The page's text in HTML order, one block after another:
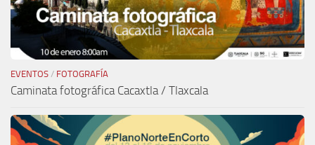
EVENTOS / FOTOGRAFÍA
Caminata fotográfica Cacaxtla / Tlaxcala